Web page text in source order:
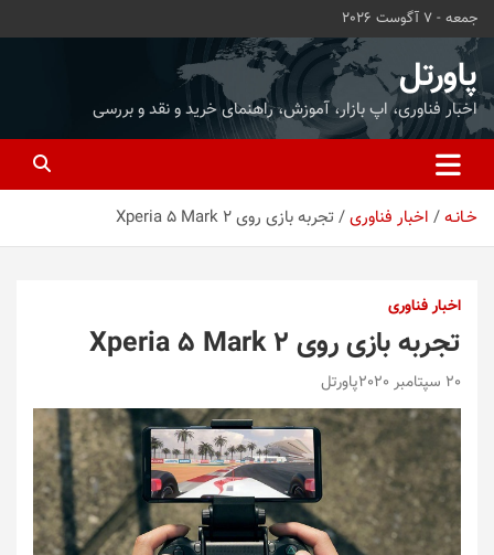
محتوا
بروید
جمعه - 7 آگوست 2026
پاورتل
اخبار فناوری، اپ بازار، آموزش، راهنمای خرید و نقد و بررسی
خـانـه اخبار فناوری تجربه بازی روی Xperia 5 Mark 2
اخبار فناوری
تجربه بازی روی Xperia 5 Mark 2
20 سپتامبر 2020 پاورتل